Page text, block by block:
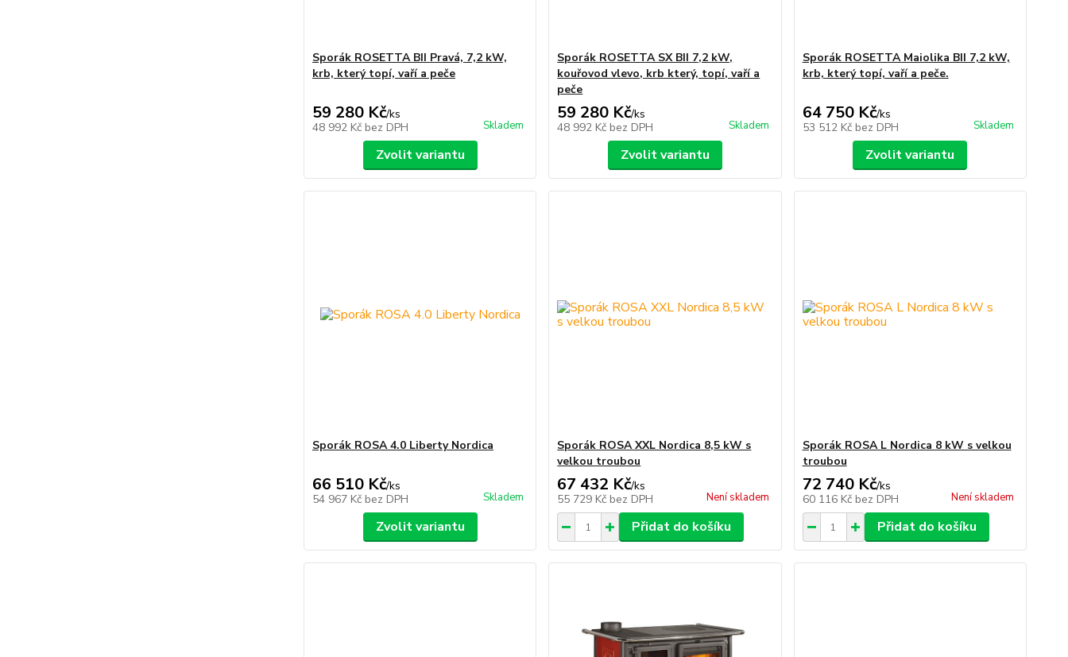
Sporák ROSETTA BII Pravá, 7,2 kW,
krb, který topí, vaří a peče
59 280 Kč/ks
48 992 Kč bez DPH Skladem
Zvolit variantu
Sporák ROSETTA SX BII 7,2 kW,
kouřovod vlevo, krb který, topí, vaří a
peče
59 280 Kč/ks
48 992 Kč bez DPH Skladem
Zvolit variantu
Sporák ROSETTA Maiolika BII 7,2 kW,
krb, který topí, vaří a peče.
64 750 Kč/ks
53 512 Kč bez DPH Skladem
Zvolit variantu
Sporák ROSA 4.0 Liberty Nordica
66 510 Kč/ks
54 967 Kč bez DPH Skladem
Zvolit variantu
Sporák ROSA XXL Nordica 8,5 kW s
velkou troubou
67 432 Kč/ks
55 729 Kč bez DPH Není skladem
Přidat do košíku
Sporák ROSA L Nordica 8 kW s velkou
troubou
72 740 Kč/ks
60 116 Kč bez DPH Není skladem
Přidat do košíku